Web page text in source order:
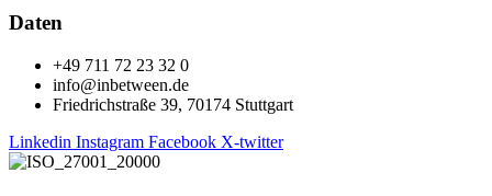
Daten
+49 711 72 23 32 0
info@inbetween.de
Friedrichstraße 39, 70174 Stuttgart
Linkedin Instagram Facebook X-twitter